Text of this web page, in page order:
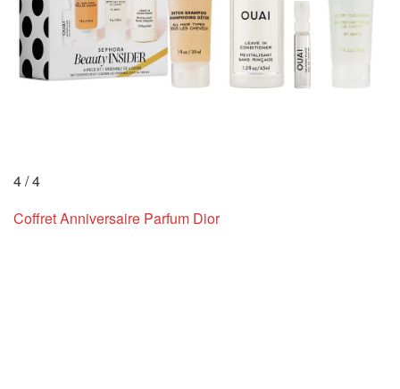
4/4
Coffret Anniversaire Parfum Dior